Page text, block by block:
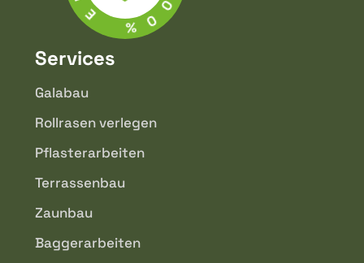
0
0
%
E
Services
Galabau
Rollrasen verlegen
Pflasterarbeiten
Terrassenbau
Zaunbau
Baggerarbeiten